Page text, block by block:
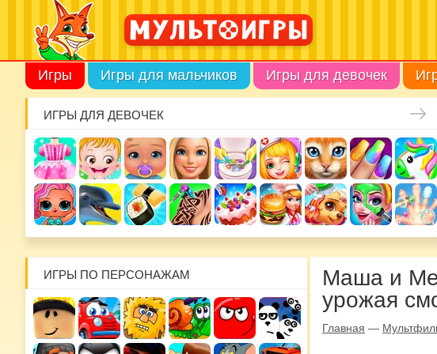
Игры Игры для мальчиков Игры для девочек
ИГРЫ ДЛЯ ДЕВОЧЕК
ИГРЫ ПО ПЕРСОНАЖАМ
Маша и
урожая
Главная —